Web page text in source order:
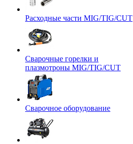
Расходные части MIG/TIG/CUT
Сварочные горелки и
плазмотроны MIG/TIG/CUT
Сварочное оборудование